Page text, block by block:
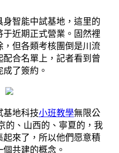
身智能中試基地，這里的
近期正式營業。固然裡
但各類考核團倒是川流
配合名單上，記者看到曾
了簽約。
基地科技小班教學無限公
的、山西的、寧夏的，我
來了，所以他們愿意積
共建的概念。